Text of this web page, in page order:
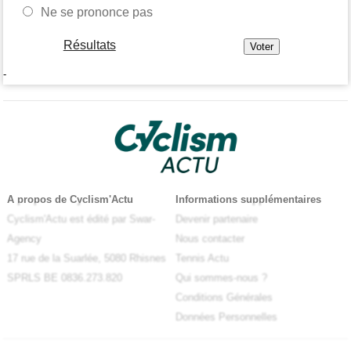
Ne se prononce pas
Résultats
-
A propos de Cyclism'Actu
Cyclism'Actu est édité par Swar-
Agency
17 rue de la Suarlée, 5080 Rhisnes
SPRLS BE 0836.273.820
Informations supplémentaires
Devenir partenaire
Nous contacter
Tennis Actu
Qui sommes-nous ?
Conditions Générales
Données Personnelles